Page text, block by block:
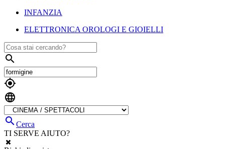
INFANZIA
ELETTRONICA OROLOGI E GIOIELLI



Cerca
TI SERVE AIUTO?